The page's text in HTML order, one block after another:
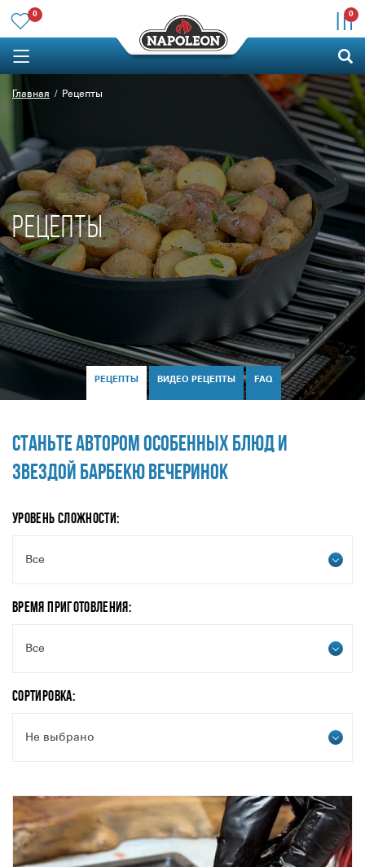
0 0
Главная Рецепты
РЕЦЕПТЫ
РЕЦЕПТЫ ВИДЕО РЕЦЕПТЫ FAQ
СТАНЬТЕ АВТОРОМ ОСОБЕННЫХ БЛЮД И
ЗВЕЗДОЙ БАРБЕКЮ ВЕЧЕРИНОК
УРОВЕНЬ СЛОЖНОСТИ:
Все
ВРЕМЯ ПРИГОТОВЛЕНИЯ:
Все
СОРТИРОВКА:
Не выбрано